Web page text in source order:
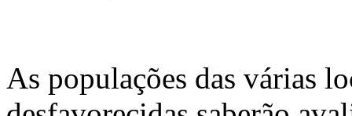
As populações das várias